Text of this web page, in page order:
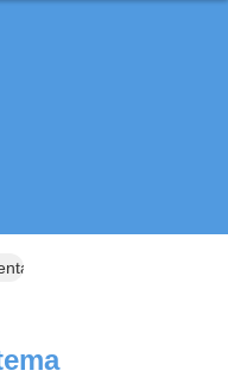
Com Um Sistema